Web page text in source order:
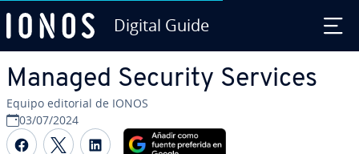
Digital Guide
Managed Security Services
Equipo editorial de IONOS
03/07/2024
Compartir Facebook
Compartir Twitter
Compartir LinkedIn